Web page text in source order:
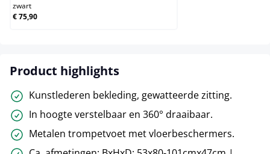
zwart
€ 75,90
Product highlights
Kunstlederen bekleding, gewatteerde zitting.
In hoogte verstelbaar en 360° draaibaar.
Metalen trompetvoet met vloerbeschermers.